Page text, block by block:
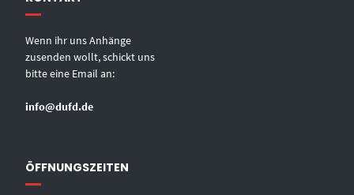
Wenn ihr uns Anhänge
zusenden wollt, schickt uns
bitte eine Email an:
info@dufd.de
ÖFFNUNGSZEITEN